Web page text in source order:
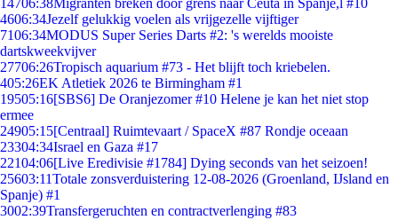
14706:38Migranten breken door grens naar Ceuta in Spanje,l #10
4606:34Jezelf gelukkig voelen als vrijgezelle vijftiger
7106:34MODUS Super Series Darts #2: 's werelds mooiste
dartskweekvijver
27706:26Tropisch aquarium #73 - Het blijft toch kriebelen.
405:26EK Atletiek 2026 te Birmingham #1
19505:16[SBS6] De Oranjezomer #10 Helene je kan het niet stop
ermee
24905:15[Centraal] Ruimtevaart / SpaceX #87 Rondje oceaan
23304:34Israel en Gaza #17
22104:06[Live Eredivisie #1784] Dying seconds van het seizoen!
25603:11Totale zonsverduistering 12-08-2026 (Groenland, IJsland en
Spanje) #1
3002:39Transfergeruchten en contractverlenging #83